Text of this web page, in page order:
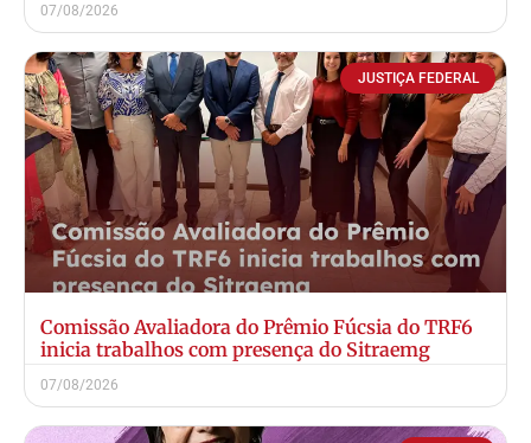
07/08/2026
JUSTIÇA FEDERAL
Comissão Avaliadora do Prêmio Fúcsia do TRF6
inicia trabalhos com presença do Sitraemg
07/08/2026